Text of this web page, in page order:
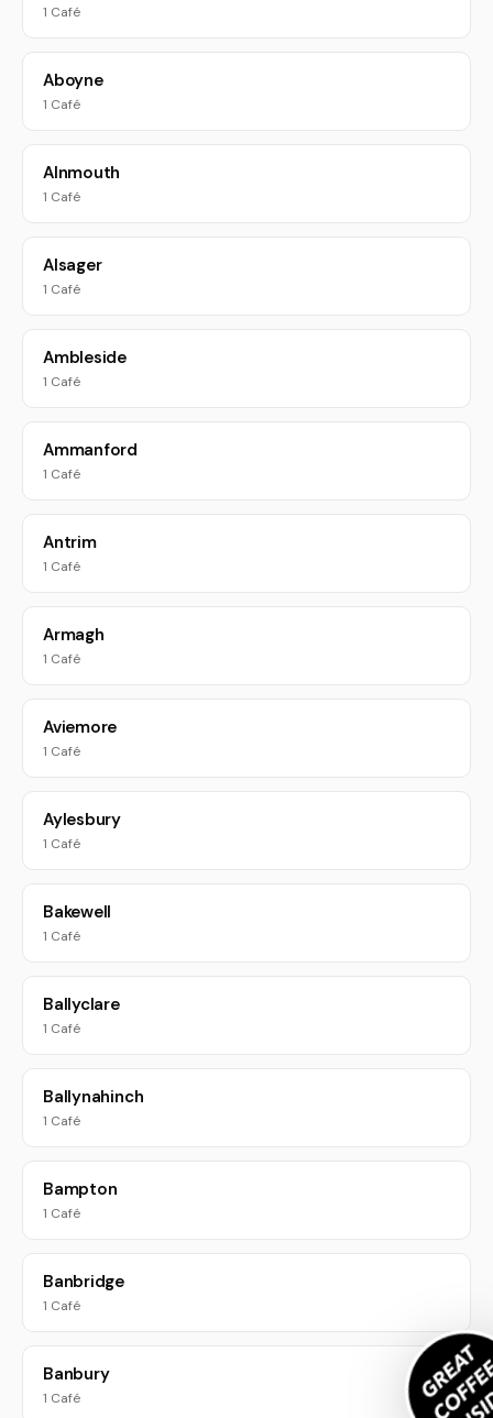
1 Café
Aboyne
1 Café
Alnmouth
1 Café
Alsager
1 Café
Ambleside
1 Café
Ammanford
1 Café
Antrim
1 Café
Armagh
1 Café
Aviemore
1 Café
Aylesbury
1 Café
Bakewell
1 Café
Ballyclare
1 Café
Ballynahinch
1 Café
Bampton
1 Café
Banbridge
1 Café
Banbury
1 Café